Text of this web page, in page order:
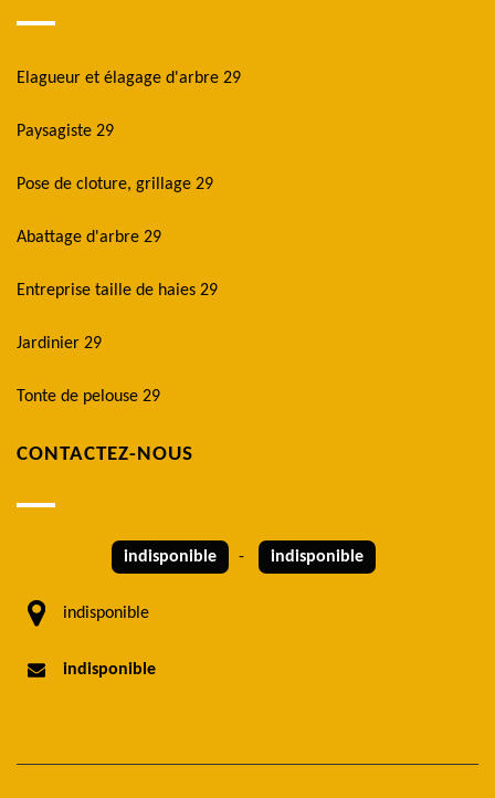
Elagueur et élagage d'arbre 29
Paysagiste 29
Pose de cloture, grillage 29
Abattage d'arbre 29
Entreprise taille de haies 29
Jardinier 29
Tonte de pelouse 29
CONTACTEZ-NOUS
indisponible - indisponible
indisponible
indisponible